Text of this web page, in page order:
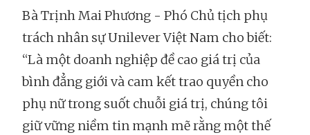
Bà Trịnh Mai Phương - Phó Chủ tịch phụ
trách nhân sự Unilever Việt Nam cho biết:
“Là một doanh nghiệp đề cao giá trị của
bình đẳng giới và cam kết trao quyền cho
phụ nữ trong suốt chuỗi giá trị, chúng tôi
giữ vững niềm tin mạnh mẽ rằng một thế